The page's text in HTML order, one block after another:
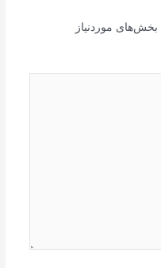
بخش‌های موردنیاز